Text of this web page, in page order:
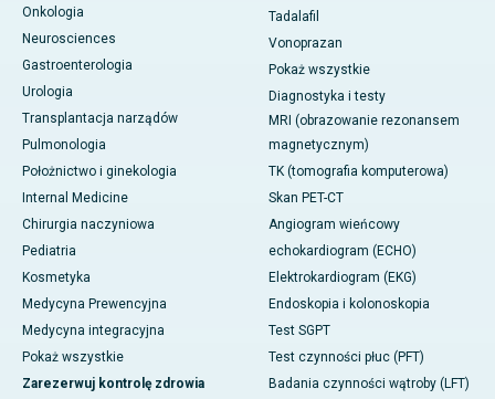
Onkologia
Neurosciences
Gastroenterologia
Urologia
Transplantacja narządów
Pulmonologia
Położnictwo i ginekologia
Internal Medicine
Chirurgia naczyniowa
Pediatria
Kosmetyka
Medycyna Prewencyjna
Medycyna integracyjna
Pokaż wszystkie
Zarezerwuj kontrolę zdrowia
Tadalafil
Vonoprazan
Pokaż wszystkie
Diagnostyka i testy
MRI (obrazowanie rezonansem
magnetycznym)
TK (tomografia komputerowa)
Skan PET-CT
Angiogram wieńcowy
echokardiogram (ECHO)
Elektrokardiogram (EKG)
Endoskopia i kolonoskopia
Test SGPT
Test czynności płuc (PFT)
Badania czynności wątroby (LFT)